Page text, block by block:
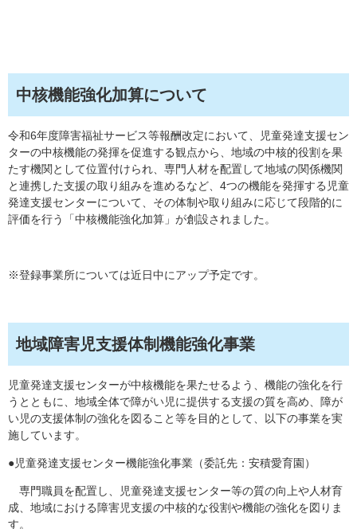
中核機能強化加算について
令和6年度障害福祉サービス等報酬改定において、児童発達支援セン
ターの中核機能の発揮を促進する観点から、地域の中核的役割を果
たす機関として位置付けられ、専門人材を配置して地域の関係機関
と連携した支援の取り組みを進めるなど、4つの機能を発揮する児童
発達支援センターについて、その体制や取り組みに応じて段階的に
評価を行う「中核機能強化加算」が創設されました。
※登録事業所については近日中にアップ予定です。
地域障害児支援体制機能強化事業
児童発達支援センターが中核機能を果たせるよう、機能の強化を行
うとともに、地域全体で障がい児に提供する支援の質を高め、障が
い児の支援体制の強化を図ること等を目的として、以下の事業を実
施しています。
●児童発達支援センター機能強化事業（委託先：安積愛育園）
専門職員を配置し、児童発達支援センター等の質の向上や人材育
成、地域における障害児支援の中核的な役割や機能の強化を図りま
す。